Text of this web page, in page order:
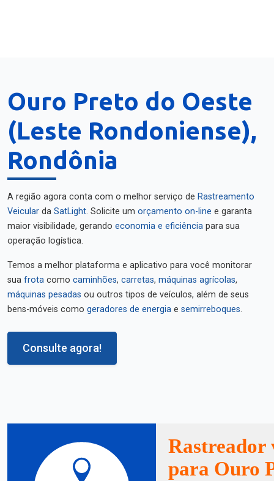
Ouro Preto do Oeste
(Leste Rondoniense),
Rondônia
A região agora conta com o melhor serviço de Rastreamento
Veicular da SatLight. Solicite um orçamento on-line e garanta
maior visibilidade, gerando economia e eficiência para sua
operação logística.
Temos a melhor plataforma e aplicativo para você monitorar
sua frota como caminhões, carretas, máquinas agrícolas,
máquinas pesadas ou outros tipos de veículos, além de seus
bens-móveis como geradores de energia e semirreboques.
Consulte agora!
Rastreador
para Ouro